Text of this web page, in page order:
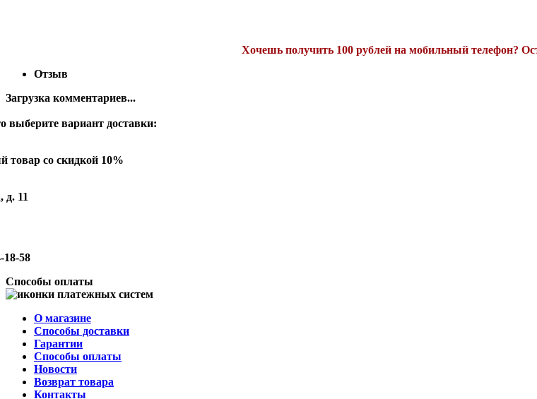
Хочешь получить 100 рублей на мобильный телефон?
Отзыв
Загрузка комментариев...
выберите вариант доставки:
товар со скидкой 10%
д. 11
18-58
Способы оплаты
О магазине
Способы доставки
Гарантии
Способы оплаты
Новости
Возврат товара
Контакты